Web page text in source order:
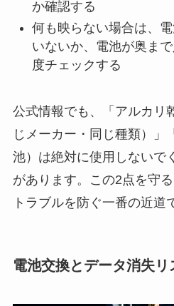
か確認する
何も映らない場合は、
いないか、電池が奥ま
度チェックする
公式情報でも、「アルカリ
じメーカー・同じ種類）」
池）は絶対に使用しないで
があります。この2点を守
トラブルを防ぐ一番の近道
電池交換とデータ消失リ